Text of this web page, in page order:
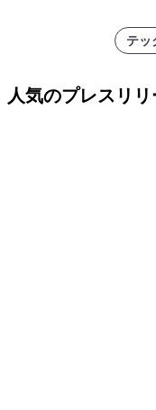
テッ
人気のプレスリリ